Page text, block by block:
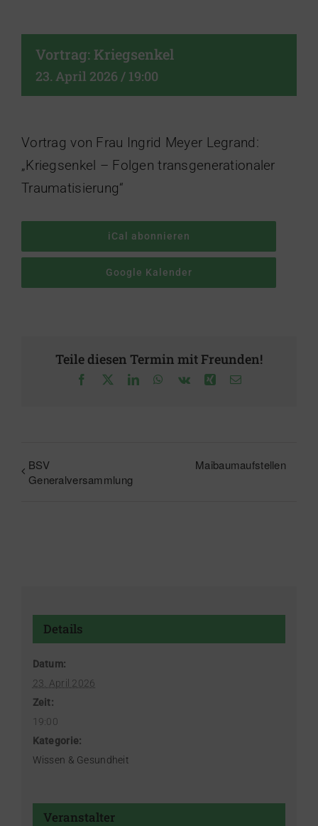
Vortrag: Kriegsenkel
23. April 2026 / 19:00
Vortrag von Frau Ingrid Meyer Legrand:
„Kriegsenkel – Folgen transgenerationaler
Traumatisierung“
iCal abonnieren
Google Kalender
Teile diesen Termin mit Freunden!
Facebook LinkedInWhatsApp
Vk XingE-
BSV
Generalversammlung
Maibaumaufstellen
Details
Datum:
23. April 2026
Zeit:
19:00
Kategorie:
Wissen & Gesundheit
Veranstalter